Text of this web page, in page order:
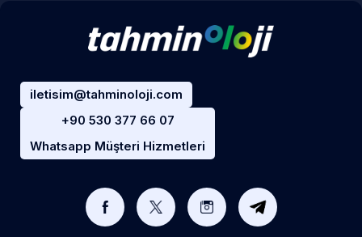
iletisim@tahminoloji.com
+90 530 377 66 07
Whatsapp Müşteri Hizmetleri